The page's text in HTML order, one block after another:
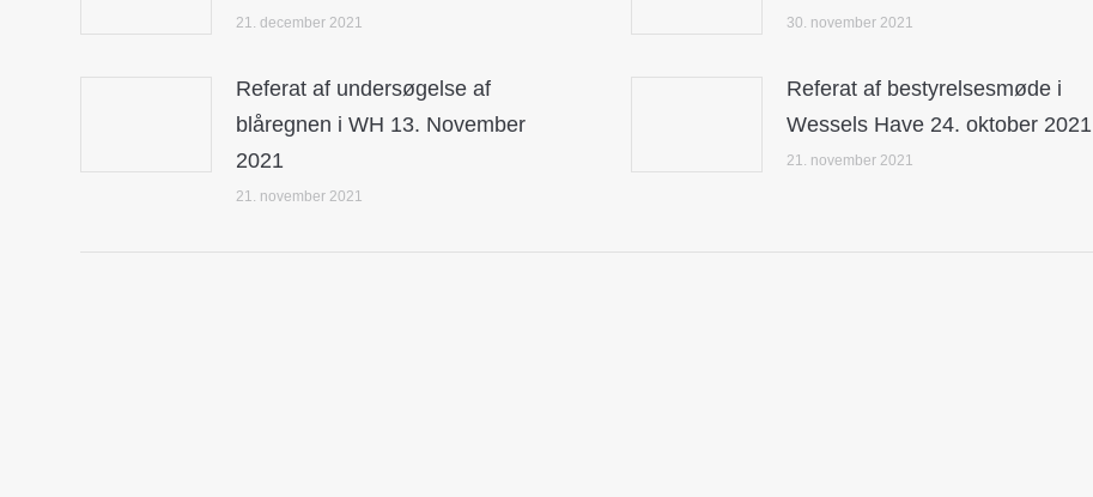
21. december 2021 30. november 2021
Referat af undersøgelse af
blåregnen i WH 13. November
2021
21. november 2021
Referat af bestyrelsesmøde i
Wessels Have 24. oktober 2021
21. november 2021